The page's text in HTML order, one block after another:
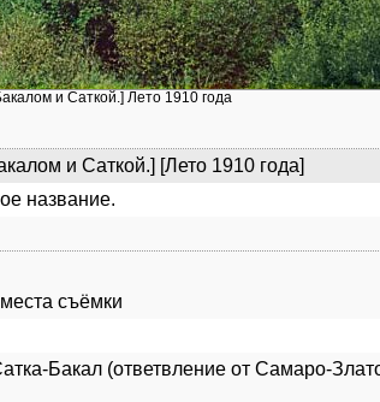
и Саткой.] Лето 1910 года
и Саткой.] [Лето 1910 года]
название.
съёмки
Бакал (ответвление от Самаро-